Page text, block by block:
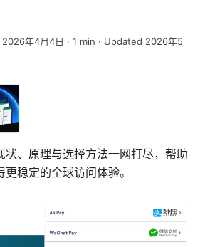
2026年4月4日 · 1 min · Updated 2026年5
状、原理与选择方法一网打尽，帮助
稳定的全球访问体验。